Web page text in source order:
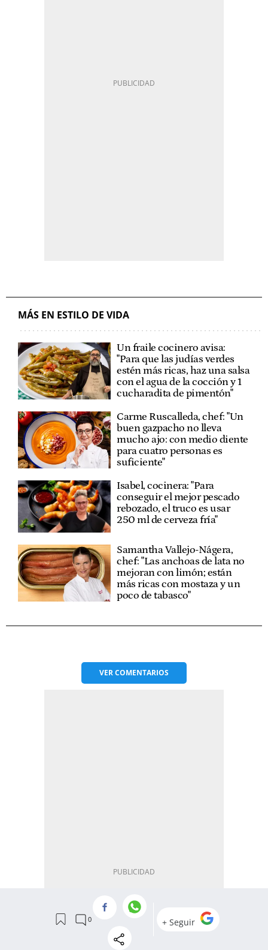
MÁS EN ESTILO DE VIDA
Un fraile cocinero avisa:
"Para que las judías verdes
estén más ricas, haz una salsa
con el agua de la cocción y 1
cucharadita de pimentón"
Carme Ruscalleda, chef: "Un
buen gazpacho no lleva
mucho ajo: con medio diente
para cuatro personas es
suficiente"
Isabel, cocinera: "Para
conseguir el mejor pescado
rebozado, el truco es usar
250 ml de cerveza fría"
Samantha Vallejo-Nágera,
chef: "Las anchoas de lata no
mejoran con limón; están
más ricas con mostaza y un
poco de tabasco"
VERCOMENTARIOS